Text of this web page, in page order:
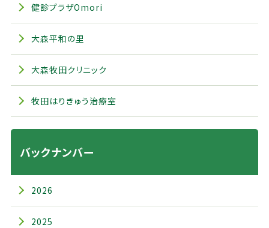
健診プラザOmori
大森平和の里
大森牧田クリニック
牧田はりきゅう治療室
バックナンバー
2026
2025